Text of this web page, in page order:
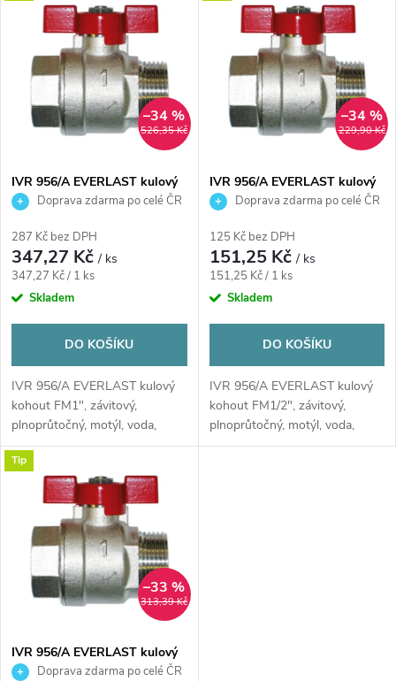
p
r
o
d
u
k
t
Nejprodávanější
s
p
r
o
u
k
t
526,35 Kč
–34 %
IVR 956/A EVERLAST kulový
kohout FM1", závitový,
poniklovaný
Doprava zdarma po celé ČR
287 Kč bez DPH
347,27 Kč/ ks
Měrná
cena:
347,27 Kč / 1 ks
Skladem
DO KOŠÍKU
IVR 956/A EVERLAST kulový
kohout FM1", závitový,
plnoprůtočný, motýl, voda,
poniklovaný
229,90 Kč
–34 %
IVR 956/A EVERLAST kulový
kohout FM1/2", závitový,
poniklovaný
Doprava zdarma po celé ČR
125 Kč bez DPH
151,25 Kč/ ks
Měrná
cena:
151,25 Kč / 1 ks
Skladem
DO KOŠÍKU
IVR 956/A EVERLAST kulový
kohout FM1/2", závitový,
plnoprůtočný, motýl, voda,
poniklovaný
Tip
313,39 Kč
–33 %
IVR 956/A EVERLAST kulový
kohout FM3/4", závitový,
Doprava zdarma po celé ČR